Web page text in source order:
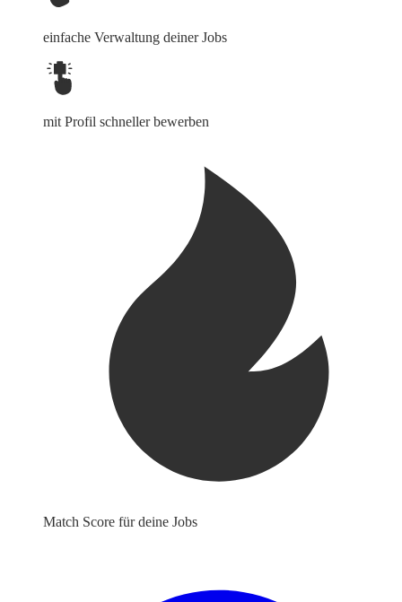
einfache Verwaltung deiner Jobs
mit Profil schneller bewerben
Match Score für deine Jobs